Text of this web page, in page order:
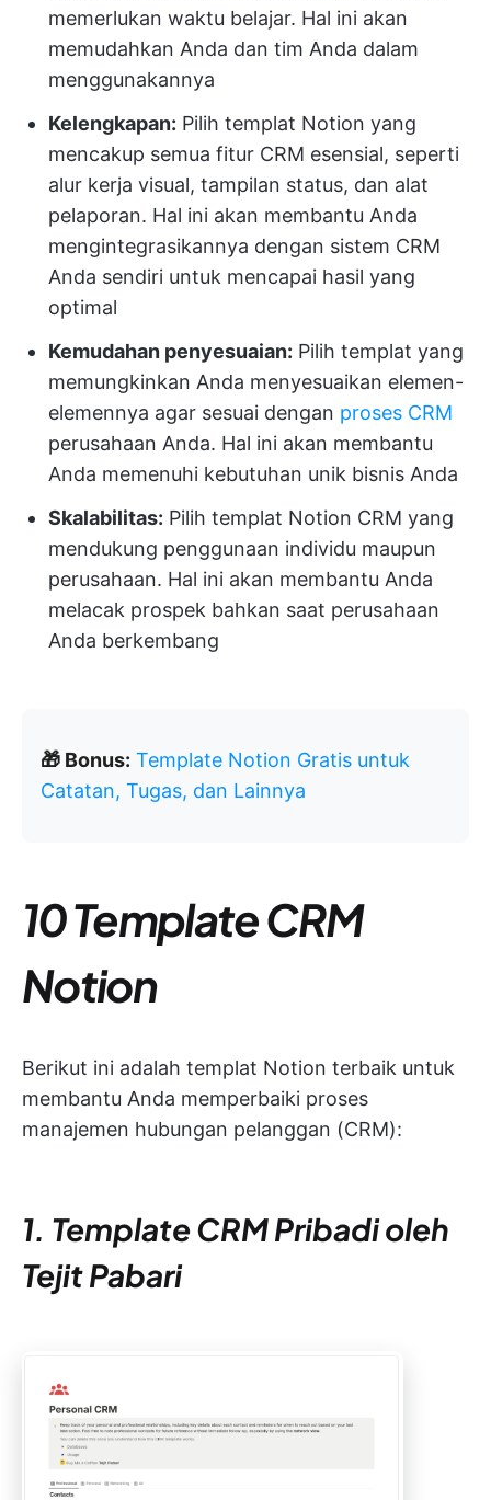
memerlukan waktu belajar. Hal ini akan
memudahkan Anda dan tim Anda dalam
menggunakannya
Kelengkapan: Pilih templat Notion yang
mencakup semua fitur CRM esensial, seperti
alur kerja visual, tampilan status, dan alat
pelaporan. Hal ini akan membantu Anda
mengintegrasikannya dengan sistem CRM
Anda sendiri untuk mencapai hasil yang
optimal
Kemudahan penyesuaian: Pilih templat yang
memungkinkan Anda menyesuaikan elemen-
elemennya agar sesuai dengan proses CRM
perusahaan Anda. Hal ini akan membantu
Anda memenuhi kebutuhan unik bisnis Anda
Skalabilitas: Pilih templat Notion CRM yang
mendukung penggunaan individu maupun
perusahaan. Hal ini akan membantu Anda
melacak prospek bahkan saat perusahaan
Anda berkembang
🎁 Bonus: Template Notion Gratis untuk
Catatan, Tugas, dan Lainnya
10 Template CRM
Notion
Berikut ini adalah templat Notion terbaik untuk
membantu Anda memperbaiki proses
manajemen hubungan pelanggan (CRM):
1. Template CRM Pribadi oleh
Tejit Pabari